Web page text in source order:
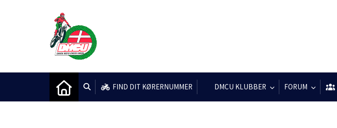
FIND DIT KØRERNUMMER DMCU KLUBBER FORUM